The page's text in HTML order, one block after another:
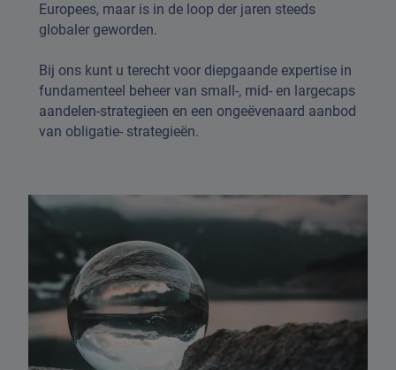
Europees, maar is in de loop der jaren steeds
globaler geworden.
Bij ons kunt u terecht voor diepgaande expertise in
fundamenteel beheer van small-, mid- en largecaps
aandelen-strategieen en een ongeëvenaard aanbod
van obligatie- strategieën.